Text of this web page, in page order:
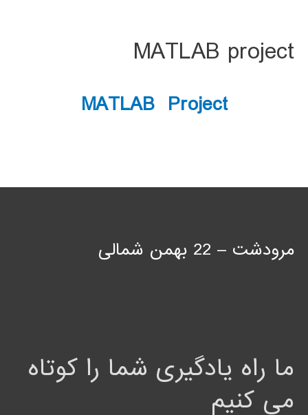
MATLAB project
MATLAB Project
مرودشت – 22 بهمن شمالی
ما راه یادگیری شما را کوتاه
می کنیم